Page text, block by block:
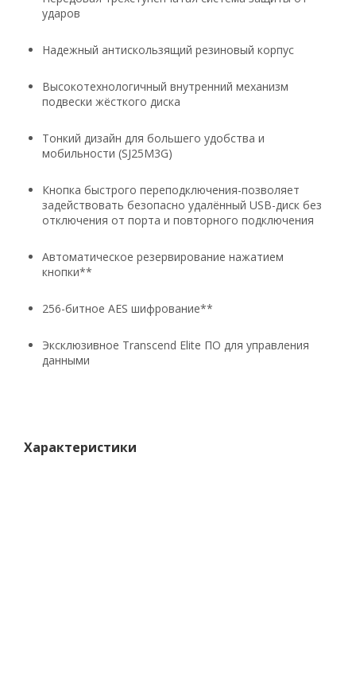
ударов
Надежный антискользящий резиновый корпус
Высокотехнологичный внутренний механизм
подвески жёсткого диска
Тонкий дизайн для большего удобства и
мобильности (SJ25M3G)
Кнопка быстрого переподключения-позволяет
задействовать безопасно удалённый USB-диск без
отключения от порта и повторного подключения
Автоматическое резервирование нажатием
кнопки**
256-битное AES шифрование**
Эксклюзивное Transcend Elite ПО для управления
данными
Характеристики